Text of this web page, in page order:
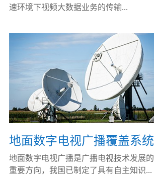
速环境下视频大数据业务的传输...
地面数字电视广播覆盖系统
地面数字电视广播是广播电视技术发展的
重要方向，我国已制定了具有自主知识...